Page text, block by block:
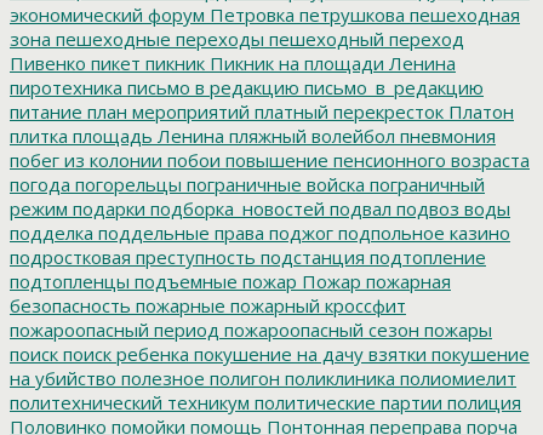
экономический форум Петровка петрушкова пешеходная
зона пешеходные переходы пешеходный переход
Пивенко пикет пикник Пикник на площади Ленина
пиротехника письмо в редакцию письмо_в_редакцию
питание план мероприятий платный перекресток Платон
плитка площадь Ленина пляжный волейбол пневмония
побег из колонии побои повышение пенсионного возраста
погода погорельцы пограничные войска пограничный
режим подарки подборка_новостей подвал подвоз воды
подделка поддельные права поджог подпольное казино
подростковая преступность подстанция подтопление
подтопленцы подъемные пожар Пожар пожарная
безопасность пожарные пожарный кроссфит
пожароопасный период пожароопасный сезон пожары
поиск поиск ребенка покушение на дачу взятки покушение
на убийство полезное полигон поликлиника полиомиелит
политехнический техникум политические партии полиция
Половинко помойки помощь Понтонная переправа порча